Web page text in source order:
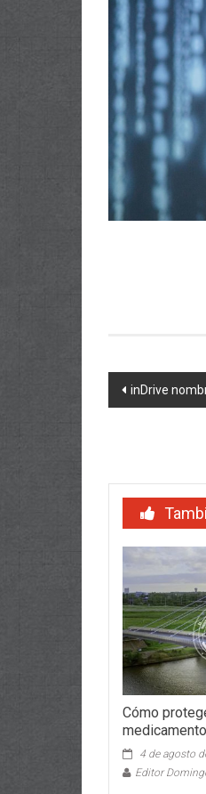
inDrive
Cómo
4 de agosto
Editor